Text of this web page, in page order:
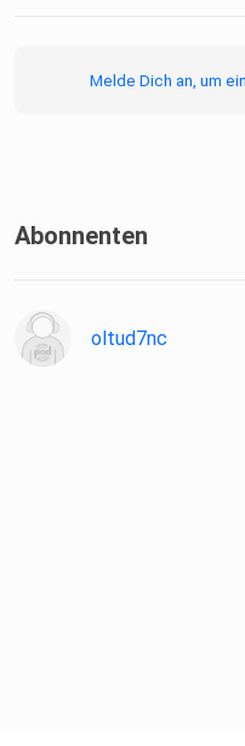
Melde Dich an, um
Abonnenten
oltud7nc